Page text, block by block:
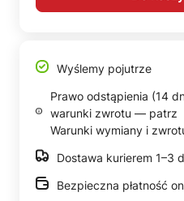
Wyślemy pojutrze
Prawo odstąpienia (14
warunki zwrotu — patrz
Warunki wymiany i
Dostawa kurierem 1–3
Bezpieczna płatność